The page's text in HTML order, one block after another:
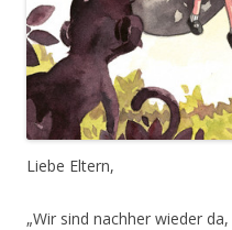
Liebe Eltern,
„Wir sind nachher wieder